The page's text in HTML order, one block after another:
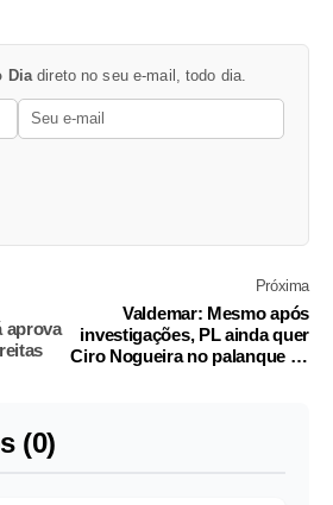
Diadireto no seu e-mail, todo dia.
aprova
Próxima
Valdemar: Mesmo após
investigações, PL ainda quer
Ciro Nogueira no palanque de
(0)